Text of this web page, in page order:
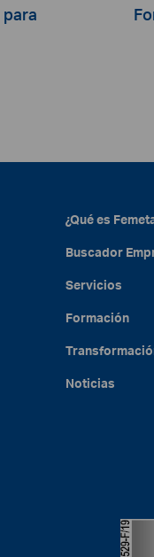
para
¿Qué es
Buscador
Servicios
Formación
Noticias